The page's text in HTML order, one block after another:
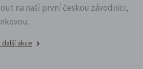
na naší první českou závodnici,
akce